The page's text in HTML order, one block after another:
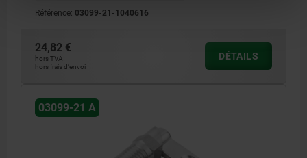
Référence: 03099-21-1040616
24,82 €
hors TVA
hors frais d’envoi
DÉTAILS
03099-21 A